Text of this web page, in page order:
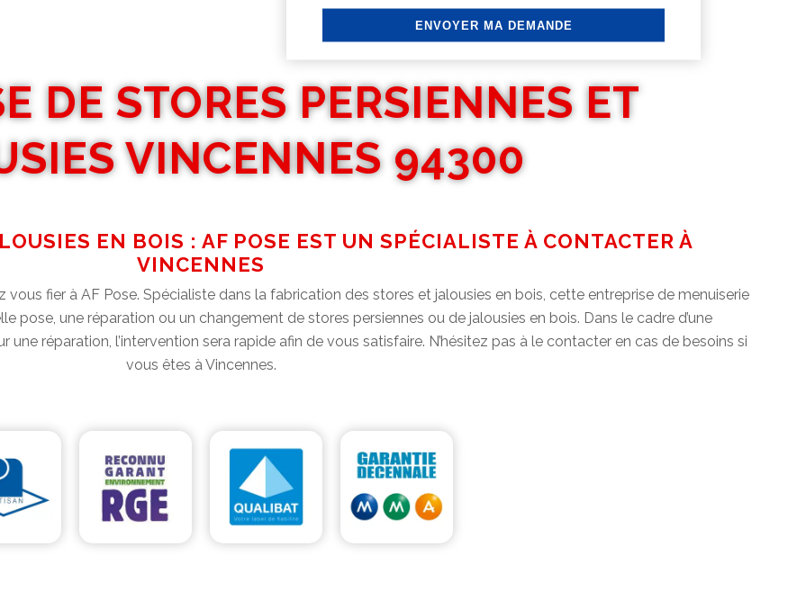
DE STORES PERSIENNES ET
VINCENNES 94300
EN BOIS : AF POSE EST UN SPÉCIALISTE À CONTACTER À
VINCENNES
fier à AF Pose. Spécialiste dans la fabrication des stores et jalousies en bois, cette entreprise de menuiserie
pose, une réparation ou un changement de stores persiennes ou de jalousies en bois. Dans le cadre d’une
réparation, l’intervention sera rapide afin de vous satisfaire. N’hésitez pas à le contacter en cas de besoins si
vous êtes à Vincennes.